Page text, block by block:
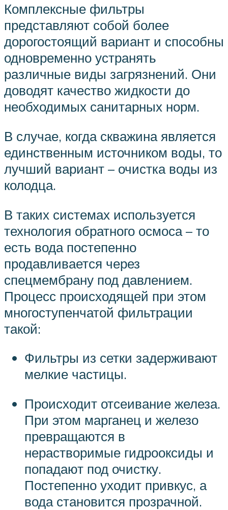
Комплексные фильтры
представляют собой более
дорогостоящий вариант и способны
одновременно устранять
различные виды загрязнений. Они
доводят качество жидкости до
необходимых санитарных норм.
В случае, когда скважина является
единственным источником воды, то
лучший вариант – очистка воды из
колодца.
В таких системах используется
технология обратного осмоса – то
есть вода постепенно
продавливается через
спецмембрану под давлением.
Процесс происходящей при этом
многоступенчатой фильтрации
такой:
Фильтры из сетки задерживают
мелкие частицы.
Происходит отсеивание железа.
При этом марганец и железо
превращаются в
нерастворимые гидрооксиды и
попадают под очистку.
Постепенно уходит привкус, а
вода становится прозрачной.